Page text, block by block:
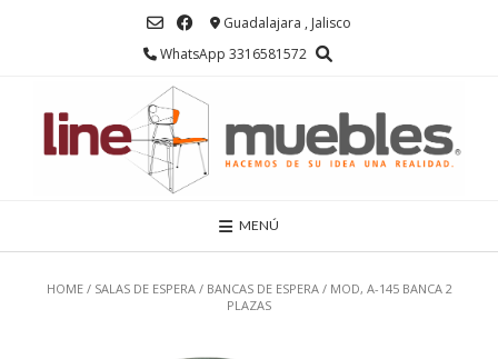
Guadalajara , Jalisco
WhatsApp 3316581572
MENÚ
HOME/ SALAS DE ESPERA/ BANCAS DE ESPERA/ MOD, A-145 BANCA 2
PLAZAS